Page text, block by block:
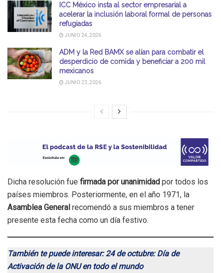
ICC México insta al sector empresarial a
acelerar la inclusión laboral formal de personas
refugiadas
JUNIO 24, 2026
ADM y la Red BAMX se alían para combatir el
desperdicio de comida y beneficiar a 200 mil
mexicanos
JUNIO 23, 2026
Dicha resolución fue firmada por unanimidad por todos los
países miembros. Posteriormente, en el año 1971, la
Asamblea General recomendó a sus miembros a tener
presente esta fecha como un día festivo.
También te puede interesar: 24 de octubre: Día de
Activación de la ONU en todo el mundo